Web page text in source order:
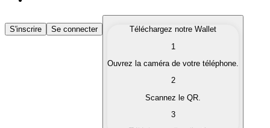
Acheter des Cryptomonnaies
Achetez les cryptomonnaies qui vous intéressent
Convertissez vos cryptomonnaies en monnaie
S'inscrire Se connecter
Téléchargez notre Wallet
1
Ouvrez la caméra de votre téléphone.
2
Scannez le QR.
3